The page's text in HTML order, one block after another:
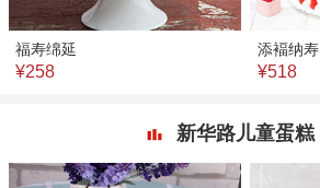
福寿绵延
¥258
添褔纳寿
¥518
新华路儿童蛋糕